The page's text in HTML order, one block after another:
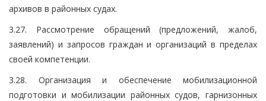
архивов в районных судах.
3.27. Рассмотрение обращений (предложений, жалоб,
заявлений) и запросов граждан и организаций в пределах
своей компетенции.
3.28. Организация и обеспечение мобилизационной
подготовки и мобилизации районных судов, гарнизонных